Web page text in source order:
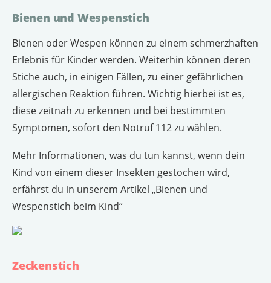
Bienen und Wespenstich
Bienen oder Wespen können zu einem schmerzhaften
Erlebnis für Kinder werden. Weiterhin können deren
Stiche auch, in einigen Fällen, zu einer gefährlichen
allergischen Reaktion führen. Wichtig hierbei ist es,
diese zeitnah zu erkennen und bei bestimmten
Symptomen, sofort den Notruf 112 zu wählen.
Mehr Informationen, was du tun kannst, wenn dein
Kind von einem dieser Insekten gestochen wird,
erfährst du in unserem Artikel „Bienen und
Wespenstich beim Kind“
Zeckenstich